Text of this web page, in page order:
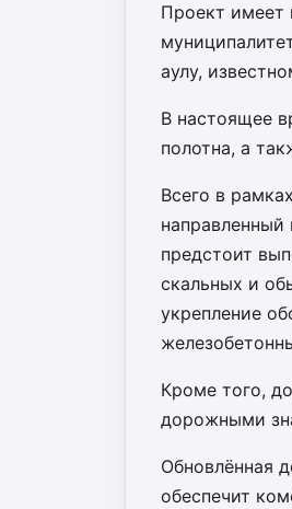
Проект имеет
аулу,
В настоящее
полотна, а
Всего в
предстоит
скальных и
укрепление
Кроме того,
дорожными
Обновлённая
обеспечит